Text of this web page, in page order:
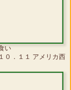
い
０．１１ アメリカ西